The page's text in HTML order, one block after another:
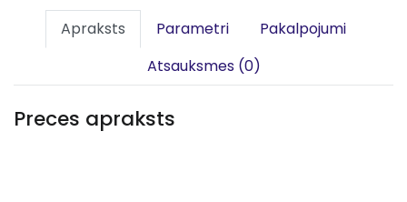
Apraksts Parametri
Pakalpojumi
Atsauksmes (0)
Preces apraksts